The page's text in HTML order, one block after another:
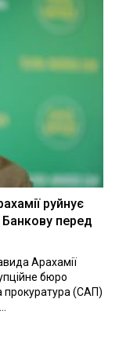
руйнує
Банкову перед
Арахамії
бюро
прокуратура (САП)